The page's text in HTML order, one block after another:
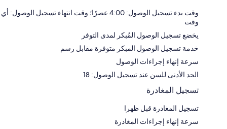
وقت بدء تسجيل الوصول: 4:00 عصرًا؛ وقت انتهاء تسجيل الوصول: أي
وقت
يخضع تسجيل الوصول المُبكر لمدى التوفر
خدمة تسجيل الوصول المبكر متوفرة مقابل رسم
سرعة إنهاء إجراءات الوصول
الحد الأدنى للسن عند تسجيل الوصول: 18
تسجيل المغادرة
تسجيل المغادرة قبل ظهرا
سرعة إنهاء إجراءات المغادرة